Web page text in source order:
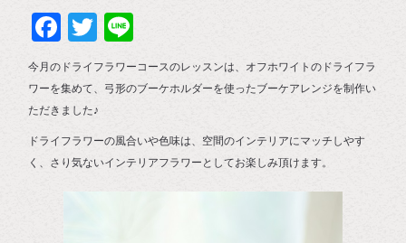
Facebook
Twitter
今月のドライフラワーコースのレッスンは、オフホワイトのドライフラ
ワーを集めて、弓形のブーケホルダーを使ったブーケアレンジを制作い
ただきました♪
ドライフラワーの風合いや色味は、空間のインテリアにマッチしやす
く、さり気ないインテリアフラワーとしてお楽しみ頂けます。